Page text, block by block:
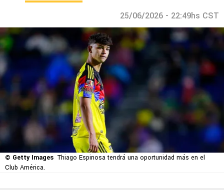
25/06/2026 - 22:49hs CST
© Getty Images Thiago Espinosa tendrá una oportunidad más en el
Club América.